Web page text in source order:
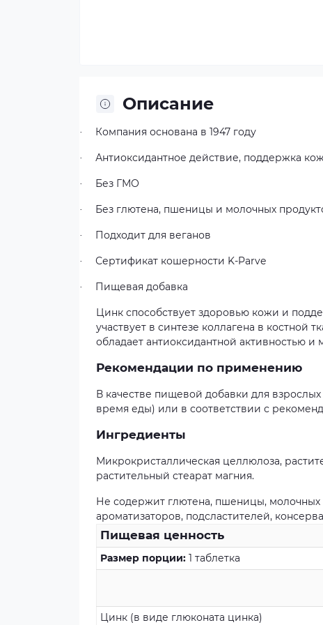
Описание
· Компания основана в 1947 году
· Антиоксидантное действие, поддержка
· Без ГМО
· Без глютена, пшеницы и молочных
· Подходит для веганов
· Сертификат кошерности K-Parve
· Пищевая добавка
Цинк способствует здоровью кожи и
участвует в синтезе коллагена в костной
обладает антиоксидантной активностью
Рекомендации по применению
В качестве пищевой добавки для
время еды) или в соответствии с
Ингредиенты
Микрокристаллическая целлюлоза,
растительный стеарат магния.
Не содержит глютена, пшеницы, молочных
ароматизаторов, подсластителей,
Пищевая ценность
Размер порции: 1 таблетка
Цинк (в виде глюконата цинка)